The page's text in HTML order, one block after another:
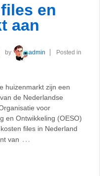
en
aan
by admin
Posted in
huizenmarkt zijn een
de Nederlandse
voor
en Ontwikkeling (OESO)
files in Nederland
van …